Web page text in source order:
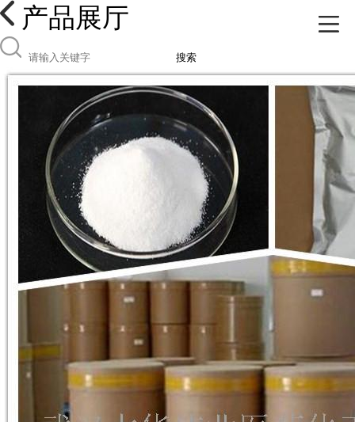
产品展厅
搜索